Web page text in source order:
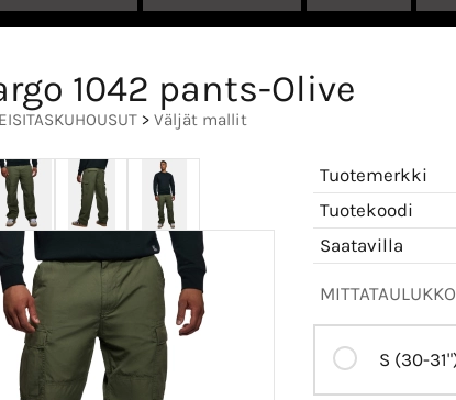
1042 pants-Olive
> Väljät mallit
Tuotemerkki
Tuotekoodi
Saatavilla
MITTATAULUKKO
S (30-